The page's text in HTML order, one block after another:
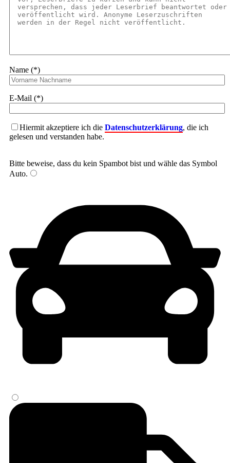
Name (*)
E-Mail (*)
Hiermit akzeptiere ich die Datenschutzerklärung, die ich
gelesen und verstanden habe.
Bitte beweise, dass du kein Spambot bist und wähle das Symbol
Auto.